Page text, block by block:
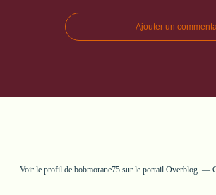
Ajouter un
Voir le profil de bobmorane75 sur le portail Overblog